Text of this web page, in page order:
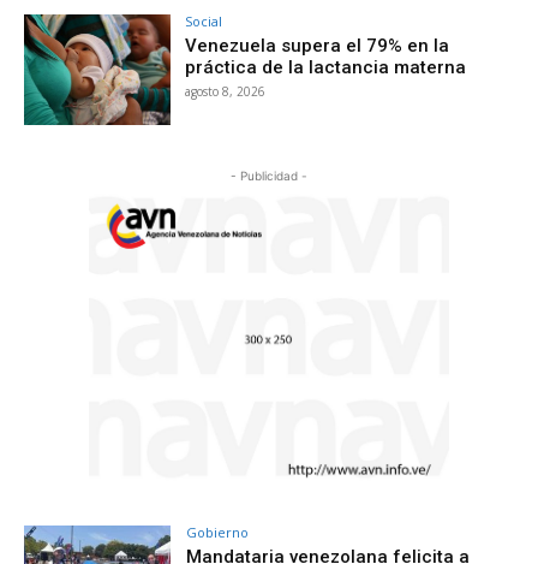
Social
Venezuela supera el 79% en la
práctica de la lactancia materna
agosto 8, 2026
- Publicidad -
Gobierno
Mandataria venezolana felicita a